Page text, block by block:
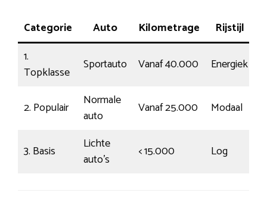
Categorie Auto Kilometrage Rijstijl
1.
Topklasse
Sportauto Vanaf 40.000 Energiek
2. Populair
Normale
auto
Vanaf 25.000 Modaal
3. Basis
Lichte
auto’s
< 15.000 Log